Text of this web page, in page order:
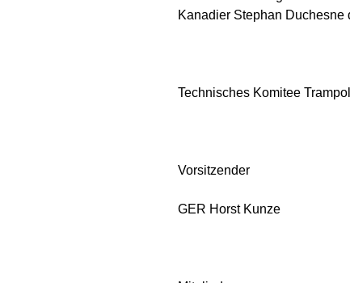
Kanadier Stephan Duchesne
Technisches Komitee
Vorsitzender
GER Horst Kunze